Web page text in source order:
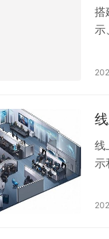
搭
示
线
示